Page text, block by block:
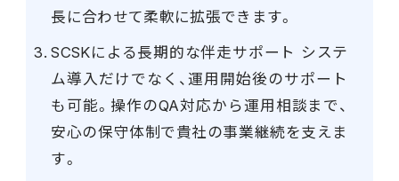
長に合わせて柔軟に拡張できます。
SCSKによる長期的な伴走サポート システ
ム導入だけでなく、運用開始後のサポート
も可能。操作のQA対応から運用相談まで、
安心の保守体制で貴社の事業継続を支えま
す。